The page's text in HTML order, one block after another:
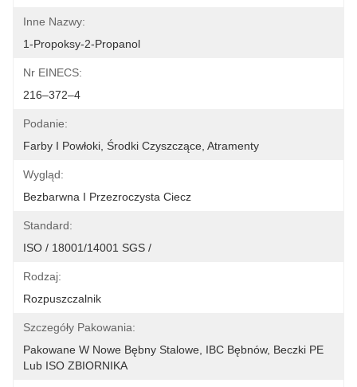
Inne Nazwy:
1-Propoksy-2-Propanol
Nr EINECS:
216–372–4
Podanie:
Farby I Powłoki, Środki Czyszczące, Atramenty
Wygląd:
Bezbarwna I Przezroczysta Ciecz
Standard:
ISO / 18001/14001 SGS /
Rodzaj:
Rozpuszczalnik
Szczegóły Pakowania:
Pakowane W Nowe Bębny Stalowe, IBC Bębnów, Beczki PE
Lub ISO ZBIORNIKA